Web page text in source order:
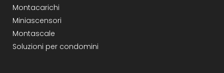
Montacarichi
Miniascensori
Montascale
Soluzioni per condomini